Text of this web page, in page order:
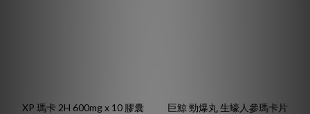
XP 瑪卡 2H 600mg x 10 膠囊
巨鯨 勁爆丸 生蠔人參瑪卡片